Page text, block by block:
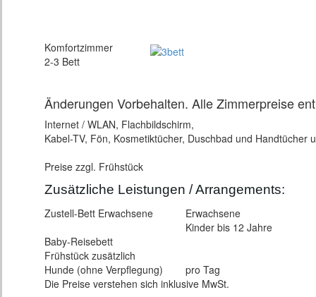
Komfortzimmer
2-3 Bett
Änderungen Vorbehalten. Alle Zimmerpreise
Internet / WLAN, Flachbildschirm,
Kabel-TV, Fön, Kosmetiktücher, Duschbad und Handtücher
Preise zzgl. Frühstück
Zusätzliche Leistungen / Arrangements:
Zustell-Bett Erwachsene
Erwachsene
Kinder bis 12 Jahre
Baby-Reisebett
Frühstück zusätzlich
Hunde (ohne Verpflegung)
pro Tag
Die Preise verstehen sich inklusive MwSt.